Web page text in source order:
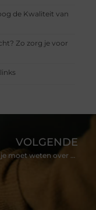
de Kwaliteit van
Zo zorg je voor
VOLGENDE
Alles wat je moet weten over Dierenkliniek Amsterdam